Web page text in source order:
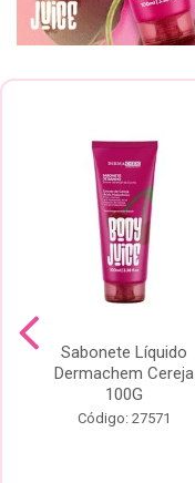
Sabonete Líquido
Dermachem Cereja
100G
Código: 27571